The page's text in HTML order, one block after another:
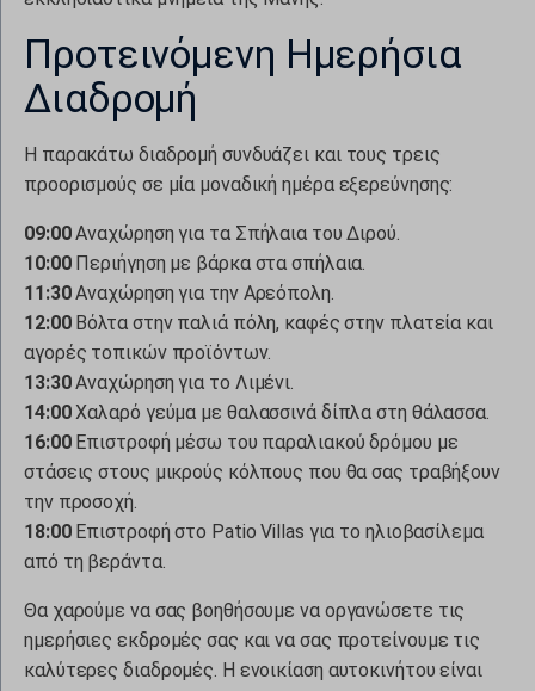
Προτεινόμενη Ημερήσια
Διαδρομή
Η παρακάτω διαδρομή συνδυάζει και τους τρεις
προορισμούς σε μία μοναδική ημέρα εξερεύνησης:
09:00Αναχώρηση για τα Σπήλαια του Διρού.
10:00Περιήγηση με βάρκα στα σπήλαια.
11:30Αναχώρηση για την Αρεόπολη.
12:00Βόλτα στην παλιά πόλη, καφές στην πλατεία και
αγορές τοπικών προϊόντων.
13:30Αναχώρηση για το Λιμένι.
14:00Χαλαρό γεύμα με θαλασσινά δίπλα στη θάλασσα.
16:00Επιστροφή μέσω του παραλιακού δρόμου με
στάσεις στους μικρούς κόλπους που θα σας τραβήξουν
την προσοχή.
18:00Επιστροφή στο Patio Villas για το ηλιοβασίλεμα
από τη βεράντα.
Θα χαρούμε να σας βοηθήσουμε να οργανώσετε τις
ημερήσιες εκδρομές σας και να σας προτείνουμε τις
καλύτερες διαδρομές. Η ενοικίαση αυτοκινήτου είναι
analytics.google.com
region1.analytics.google.com
static.cloudflareinsights.com
widget-data.service.elfsight.com
www.google-analytics.com
www.googletagmanager.com
maps.googleapis.com
maps.gstatic.com
s.w.org
secure.gravatar.com
www.google.com
www.youtube-nocookie.com
chatbase_anon_id
perf_*
SL_G_WPT_TO
SL_GWPT_Show_Hide_tmp
SL_wptGlobTipTmp
badge.hotelstatic.com
connect.hotelembed.com
connect.hotelstatic.com
i.ytimg.com
o197999.ingest.sentry.io
phosphor.utils.elfsightcdn.com
static.elfsight.com
use.fontawesome.com
www.google.be
www.google.ch